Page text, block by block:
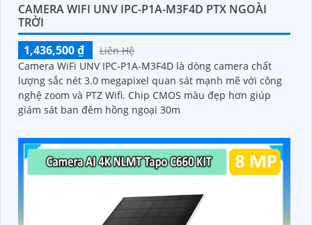
CAMERA WIFI UNV IPC-P1A-M3F4D PTX NGOÀI
TRỜI
1,436,500 ₫
Liên Hệ
Camera WiFi UNV IPC-P1A-M3F4D là dòng camera chất
lượng sắc nét 3.0 megapixel quan sát mạnh mẽ với công
nghệ zoom và PTZ Wifi. Chip CMOS màu đẹp hơn giúp
giám sát ban đêm hồng ngoại 30m